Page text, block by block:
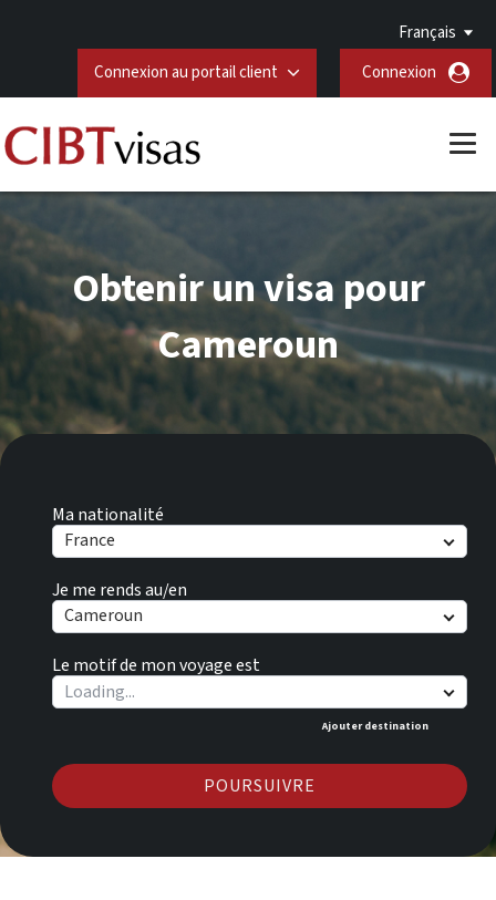
Français
Connexion au portail client
Connexion
Ma nationalité
France
Je me rends au/en
Cameroun
Le motif de mon voyage est
Ajouter destination
POURSUIVRE
Obtenir un visa pour
Cameroun